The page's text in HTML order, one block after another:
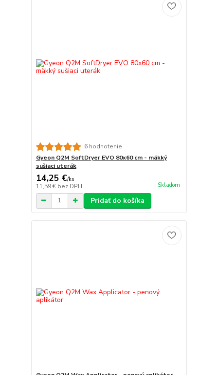
6 hodnotenie
Gyeon Q2M SoftDryer EVO 80x60 cm - mäkký
sušiaci uterák
14,25 €/ks
11,59 € bez DPH Skladom
Pridať do košíka